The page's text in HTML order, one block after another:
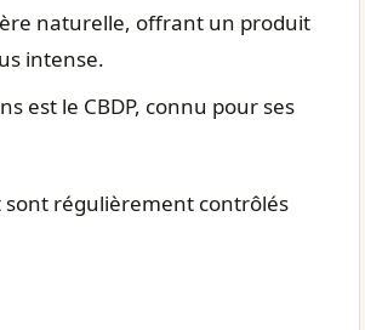
naturelle, offrant un produit
intense.
est le CBDP, connu pour ses
régulièrement contrôlés